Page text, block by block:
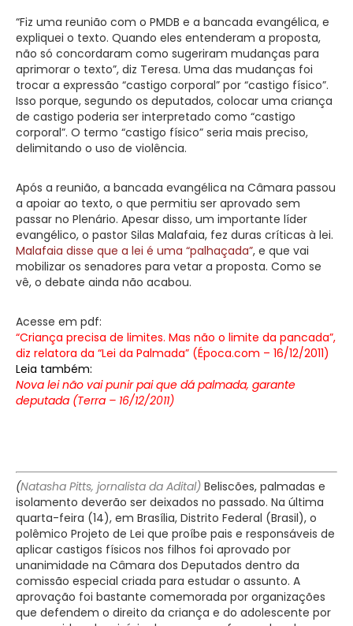
“Fiz uma reunião com o PMDB e a bancada evangélica, e
expliquei o texto. Quando eles entenderam a proposta,
não só concordaram como sugeriram mudanças para
aprimorar o texto”, diz Teresa. Uma das mudanças foi
trocar a expressão “castigo corporal” por “castigo físico”.
Isso porque, segundo os deputados, colocar uma criança
de castigo poderia ser interpretado como “castigo
corporal”. O termo “castigo físico” seria mais preciso,
delimitando o uso de violência.
Após a reunião, a bancada evangélica na Câmara passou
a apoiar ao texto, o que permitiu ser aprovado sem
passar no Plenário. Apesar disso, um importante líder
evangélico, o pastor Silas Malafaia, fez duras críticas à lei.
Malafaia disse que a lei é uma “palhaçada”, e que vai
mobilizar os senadores para vetar a proposta. Como se
vê, o debate ainda não acabou.
Acesse em pdf:
“Criança precisa de limites. Mas não o limite da pancada”,
diz relatora da “Lei da Palmada” (Época.com – 16/12/2011)
Leia também:
Nova lei não vai punir pai que dá palmada, garante
deputada (Terra – 16/12/2011)
(Natasha Pitts, jornalista da Adital) Beliscões, palmadas e
isolamento deverão ser deixados no passado. Na última
quarta-feira (14), em Brasília, Distrito Federal (Brasil), o
polêmico Projeto de Lei que proíbe pais e responsáveis de
aplicar castigos físicos nos filhos foi aprovado por
unanimidade na Câmara dos Deputados dentro da
comissão especial criada para estudar o assunto. A
aprovação foi bastante comemorada por organizações
que defendem o direito da criança e do adolescente por